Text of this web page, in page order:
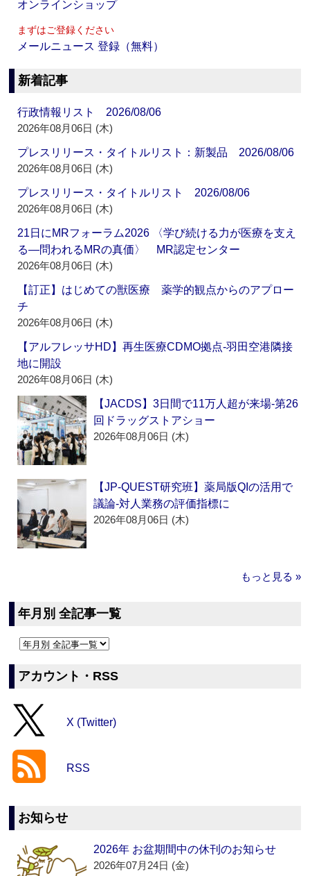
オンラインショップ
まずはご登録ください
メールニュース 登録（無料）
新着記事
行政情報リスト 2026/08/06
2026年08月06日 (木)
プレスリリース・タイトルリスト：新製品 2026/08/06
2026年08月06日 (木)
プレスリリース・タイトルリスト 2026/08/06
2026年08月06日 (木)
21日にMRフォーラム2026 〈学び続ける力が医療を支え
る―問われるMRの真価〉 MR認定センター
2026年08月06日 (木)
【訂正】はじめての獣医療 薬学的観点からのアプロー
チ
2026年08月06日 (木)
【アルフレッサHD】再生医療CDMO拠点‐羽田空港隣接
地に開設
2026年08月06日 (木)
【JACDS】3日間で11万人超が来場‐第26
回ドラッグストアショー
2026年08月06日 (木)
【JP-QUEST研究班】薬局版QIの活用で
議論‐対人業務の評価指標に
2026年08月06日 (木)
もっと見る »
年月別 全記事一覧
アカウント・RSS
X (Twitter)
RSS
お知らせ
2026年 お盆期間中の休刊のお知らせ
2026年07月24日 (金)